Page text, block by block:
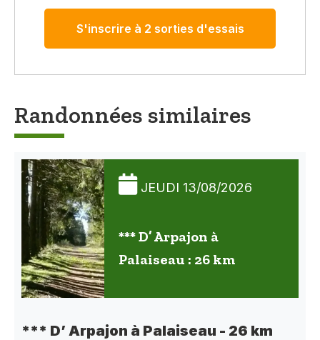
S'inscrire à 2 sorties d'essais
Randonnées similaires
JEUDI 13/08/2026
*** D’ Arpajon à
Palaiseau : 26 km
*** D’ Arpajon à Palaiseau - 26 km